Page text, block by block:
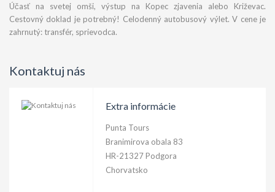
Účasť na svetej omši, výstup na Kopec zjavenia alebo Križevac.
Cestovný doklad je potrebný! Celodenný autobusový výlet. V cene je
zahrnutý: transfér, sprievodca.
Kontaktuj nás
Extra informácie
Punta Tours
Branimirova obala 83
HR-21327 Podgora
Chorvatsko